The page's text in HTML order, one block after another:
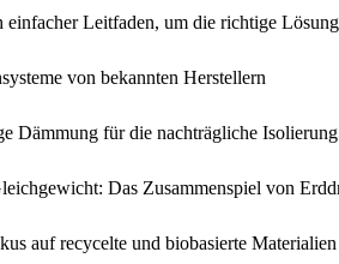
einfacher Leitfaden, um die richtige
von bekannten Herstellern
Dämmung für die nachträgliche
Das Zusammenspiel von
auf recycelte und biobasierte Materialien